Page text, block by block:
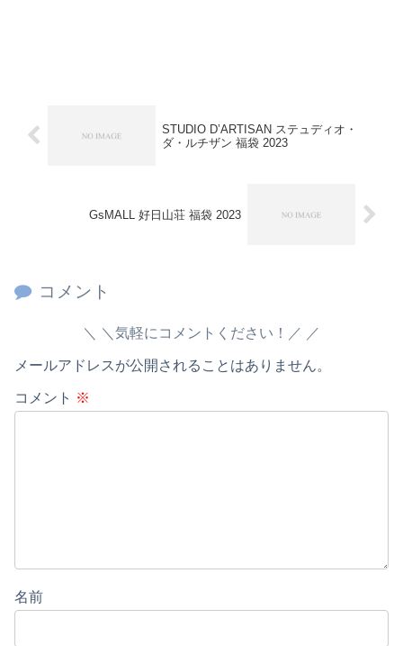
STUDIO D’ARTISAN ステュディオ・
ダ・ルチザン 福袋 2023
GsMALL 好日山荘 福袋 2023
コメント
＼気軽にコメントください！／
メールアドレスが公開されることはありません。
コメント ※
名前